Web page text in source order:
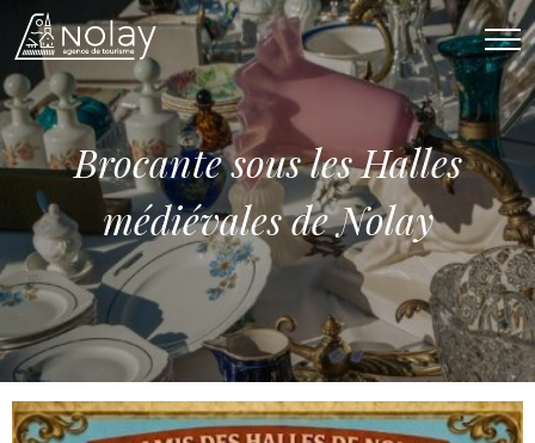
Brocante sous les Halles
médiévales de Nolay